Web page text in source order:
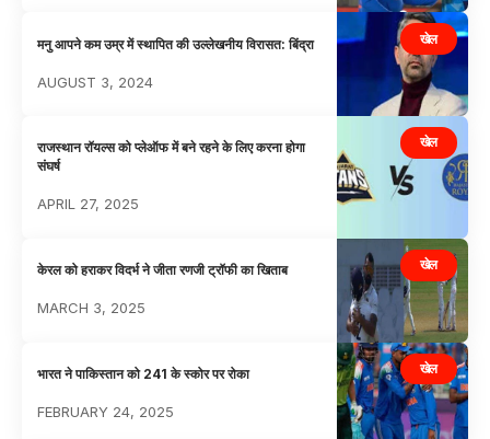
खेल
मनु आपने कम उम्र में स्थापित की उल्लेखनीय विरासत: बिंद्रा
AUGUST 3, 2024
खेल
राजस्थान रॉयल्स को प्लेऑफ में बने रहने के लिए करना होगा
संघर्ष
APRIL 27, 2025
खेल
केरल को हराकर विदर्भ ने जीता रणजी ट्रॉफी का खिताब
MARCH 3, 2025
खेल
भारत ने पाकिस्तान को 241 के स्कोर पर रोका
FEBRUARY 24, 2025